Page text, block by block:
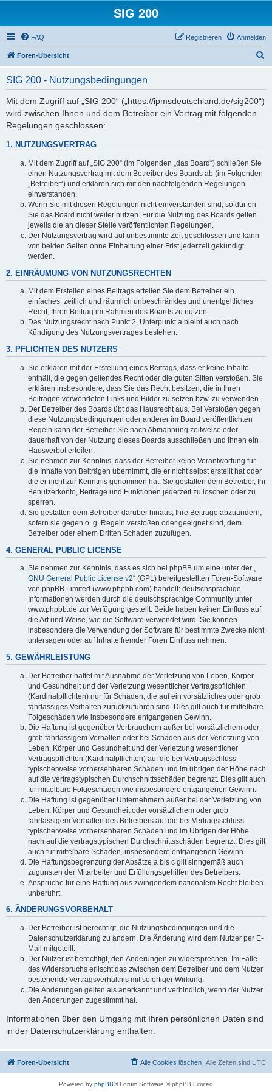
SIG 200
FAQ Anmelden
Registrieren
Foren-Übersicht
SIG 200 - Nutzungsbedingungen
Mit dem Zugriff auf „SIG 200“ („https://ipmsdeutschland.de/sig200“)
wird zwischen Ihnen und dem Betreiber ein Vertrag mit folgenden
Regelungen geschlossen:
1. NUTZUNGSVERTRAG
Mit dem Zugriff auf „SIG 200“ (im Folgenden „das Board“) schließen Sie
einen Nutzungsvertrag mit dem Betreiber des Boards ab (im Folgenden
„Betreiber“) und erklären sich mit den nachfolgenden Regelungen
einverstanden.
Wenn Sie mit diesen Regelungen nicht einverstanden sind, so dürfen
Sie das Board nicht weiter nutzen. Für die Nutzung des Boards gelten
jeweils die an dieser Stelle veröffentlichten Regelungen.
Der Nutzungsvertrag wird auf unbestimmte Zeit geschlossen und kann
von beiden Seiten ohne Einhaltung einer Frist jederzeit gekündigt
werden.
2. EINRÄUMUNG VON NUTZUNGSRECHTEN
Mit dem Erstellen eines Beitrags erteilen Sie dem Betreiber ein
einfaches, zeitlich und räumlich unbeschränktes und unentgeltliches
Recht, Ihren Beitrag im Rahmen des Boards zu nutzen.
Das Nutzungsrecht nach Punkt 2, Unterpunkt a bleibt auch nach
Kündigung des Nutzungsvertrages bestehen.
3. PFLICHTEN DES NUTZERS
Sie erklären mit der Erstellung eines Beitrags, dass er keine Inhalte
enthält, die gegen geltendes Recht oder die guten Sitten verstoßen. Sie
erklären insbesondere, dass Sie das Recht besitzen, die in Ihren
Beiträgen verwendeten Links und Bilder zu setzen bzw. zu verwenden.
Der Betreiber des Boards übt das Hausrecht aus. Bei Verstößen gegen
diese Nutzungsbedingungen oder anderer im Board veröffentlichten
Regeln kann der Betreiber Sie nach Abmahnung zeitweise oder
dauerhaft von der Nutzung dieses Boards ausschließen und Ihnen ein
Hausverbot erteilen.
Sie nehmen zur Kenntnis, dass der Betreiber keine Verantwortung für
die Inhalte von Beiträgen übernimmt, die er nicht selbst erstellt hat oder
die er nicht zur Kenntnis genommen hat. Sie gestatten dem Betreiber, Ihr
Benutzerkonto, Beiträge und Funktionen jederzeit zu löschen oder zu
sperren.
Sie gestatten dem Betreiber darüber hinaus, Ihre Beiträge abzuändern,
sofern sie gegen o. g. Regeln verstoßen oder geeignet sind, dem
Betreiber oder einem Dritten Schaden zuzufügen.
4. GENERAL PUBLIC LICENSE
Sie nehmen zur Kenntnis, dass es sich bei phpBB um eine unter der „
GNU General Public License v2“ (GPL) bereitgestellten Foren-Software
von phpBB Limited (www.phpbb.com) handelt; deutschsprachige
Informationen werden durch die deutschsprachige Community unter
www.phpbb.de zur Verfügung gestellt. Beide haben keinen Einfluss auf
die Art und Weise, wie die Software verwendet wird. Sie können
insbesondere die Verwendung der Software für bestimmte Zwecke nicht
untersagen oder auf Inhalte fremder Foren Einfluss nehmen.
5. GEWÄHRLEISTUNG
Der Betreiber haftet mit Ausnahme der Verletzung von Leben, Körper
und Gesundheit und der Verletzung wesentlicher Vertragspflichten
(Kardinalpflichten) nur für Schäden, die auf ein vorsätzliches oder grob
fahrlässiges Verhalten zurückzuführen sind. Dies gilt auch für mittelbare
Folgeschäden wie insbesondere entgangenen Gewinn.
Die Haftung ist gegenüber Verbrauchern außer bei vorsätzlichem oder
grob fahrlässigem Verhalten oder bei Schäden aus der Verletzung von
Leben, Körper und Gesundheit und der Verletzung wesentlicher
Vertragspflichten (Kardinalpflichten) auf die bei Vertragsschluss
typischerweise vorhersehbaren Schäden und im übrigen der Höhe nach
auf die vertragstypischen Durchschnittsschäden begrenzt. Dies gilt auch
für mittelbare Folgeschäden wie insbesondere entgangenen Gewinn.
Die Haftung ist gegenüber Unternehmern außer bei der Verletzung von
Leben, Körper und Gesundheit oder vorsätzlichem oder grob
fahrlässigem Verhalten des Betreibers auf die bei Vertragsschluss
typischerweise vorhersehbaren Schäden und im Übrigen der Höhe
nach auf die vertragstypischen Durchschnittsschäden begrenzt. Dies gilt
auch für mittelbare Schäden, insbesondere entgangenen Gewinn.
Die Haftungsbegrenzung der Absätze a bis c gilt sinngemäß auch
zugunsten der Mitarbeiter und Erfüllungsgehilfen des Betreibers.
Ansprüche für eine Haftung aus zwingendem nationalem Recht bleiben
unberührt.
6. ÄNDERUNGSVORBEHALT
Der Betreiber ist berechtigt, die Nutzungsbedingungen und die
Datenschutzerklärung zu ändern. Die Änderung wird dem Nutzer per E-
Mail mitgeteilt.
Der Nutzer ist berechtigt, den Änderungen zu widersprechen. Im Falle
des Widerspruchs erlischt das zwischen dem Betreiber und dem Nutzer
bestehende Vertragsverhältnis mit sofortiger Wirkung.
Die Änderungen gelten als anerkannt und verbindlich, wenn der Nutzer
den Änderungen zugestimmt hat.
Informationen über den Umgang mit Ihren persönlichen Daten sind
in der Datenschutzerklärung enthalten.
Foren-Übersicht Alle Zeiten sind UTC
Alle Cookies löschen
Powered by phpBB® Forum Software © phpBB Limited